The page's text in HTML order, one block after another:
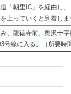
道「朝里IC」を経由し
上っていくと到着し
、龍徳寺前、奥沢十字
号線に入る。（所要時